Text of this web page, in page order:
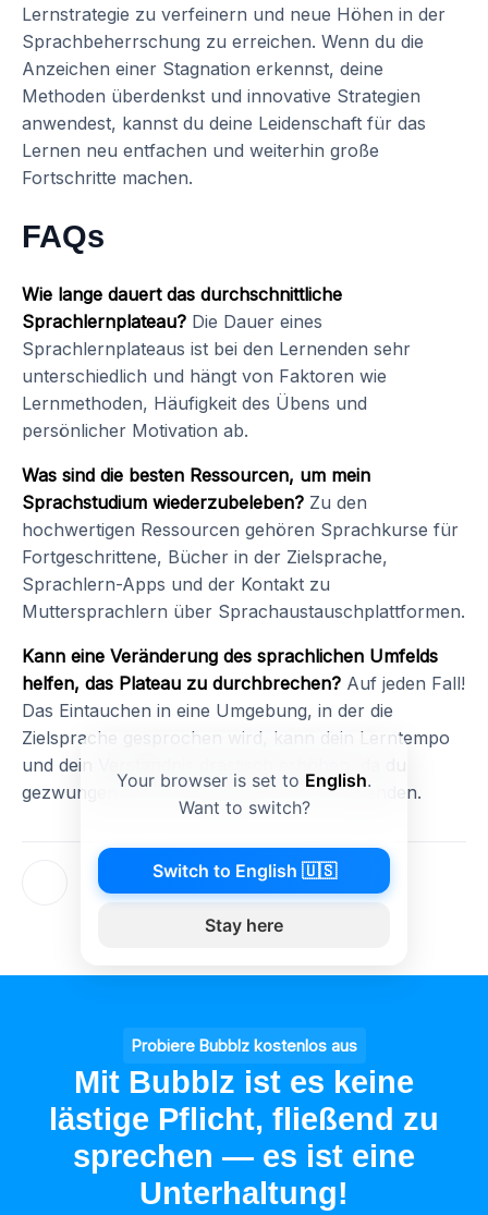
Lernstrategie zu verfeinern und neue Höhen in der
Sprachbeherrschung zu erreichen. Wenn du die
Anzeichen einer Stagnation erkennst, deine
Methoden überdenkst und innovative Strategien
anwendest, kannst du deine Leidenschaft für das
Lernen neu entfachen und weiterhin große
Fortschritte machen.
FAQs
Wie lange dauert das durchschnittliche
Sprachlernplateau? Die Dauer eines
Sprachlernplateaus ist bei den Lernenden sehr
unterschiedlich und hängt von Faktoren wie
Lernmethoden, Häufigkeit des Übens und
persönlicher Motivation ab.
Was sind die besten Ressourcen, um mein
Sprachstudium wiederzubeleben? Zu den
hochwertigen Ressourcen gehören Sprachkurse für
Fortgeschrittene, Bücher in der Zielsprache,
Sprachlern-Apps und der Kontakt zu
Muttersprachlern über Sprachaustauschplattformen.
Kann eine Veränderung des sprachlichen Umfelds
helfen, das Plateau zu durchbrechen? Auf jeden Fall!
Das Eintauchen in eine Umgebung, in der die
Zielsprache gesprochen wird, kann dein Lerntempo
und dein Verständnis drastisch erhöhen, da du
gezwungen bist, die Sprache aktiv anzuwenden.
Probiere Bubblz kostenlos aus
Mit Bubblz ist es keine
lästige Pflicht, fließend zu
sprechen — es ist eine
Unterhaltung!
Your browser is set to English.
Want to switch?
Switch to English 🇺🇸
Stay here